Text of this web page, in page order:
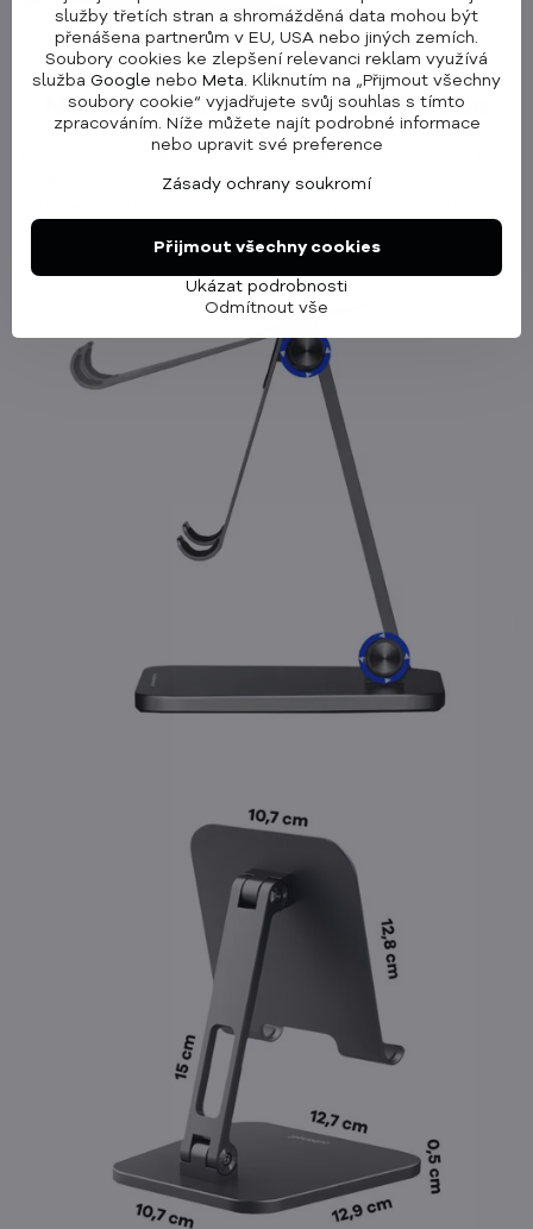
Nastavte si ho přesně pro sebe
Díky pohyblivým kloubům si stojan naklopíte přesně do úhlu,
který vám vyhovuje – ať už potřebujete tablet ve vyšší
služby třetích stran a shromážděná data mohou být
přenášena partnerům v EU, USA nebo jiných zemích.
Soubory cookies ke zlepšení relevanci reklam využívá
služba Google nebo Meta. Kliknutím na „Přijmout všechny
soubory cookie“ vyjadřujete svůj souhlas s tímto
zpracováním. Níže můžete najít podrobné informace
nebo upravit své preference
Zásady ochrany soukromí
Ukázat podrobnosti
Přijmout všechny cookies
Odmítnout vše